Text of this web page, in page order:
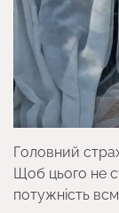
Головний
Щоб цього не
потужність